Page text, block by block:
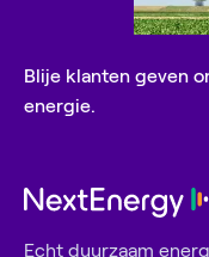
Blije klanten geven
energie.
Echt duurzaam